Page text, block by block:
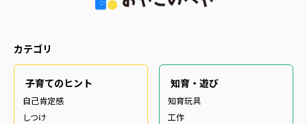
カテゴリ
子育てのヒント
自己肯定感
しつけ
知育・遊び
知育玩具
工作